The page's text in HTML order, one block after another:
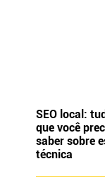
SEO local:
que você
saber sobre
técnica